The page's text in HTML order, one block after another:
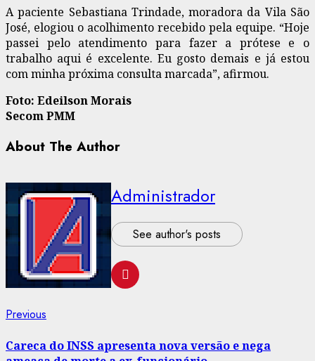
A paciente Sebastiana Trindade, moradora da Vila São
José, elogiou o acolhimento recebido pela equipe. “Hoje
passei pelo atendimento para fazer a prótese e o
trabalho aqui é excelente. Eu gosto demais e já estou
com minha próxima consulta marcada”, afirmou.
Foto: Edeilson Morais
Secom PMM
About The Author
Administrador
See author's posts
Post
navigation
Previous
Careca do INSS apresenta nova versão e nega